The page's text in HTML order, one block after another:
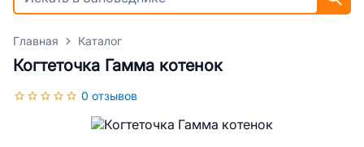
Главная Каталог
Когтеточка Гамма котенок
0 отзывов